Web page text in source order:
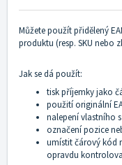
Můžete použít přidělený
produktu (resp. SKU nebo
Jak se dá použít:
tisk příjemky jako
použití originální
nalepení vlastního
označení pozice
umístit čárový kód
opravdu